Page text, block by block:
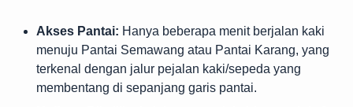
Akses Pantai: Hanya beberapa menit berjalan kaki
menuju Pantai Semawang atau Pantai Karang, yang
terkenal dengan jalur pejalan kaki/sepeda yang
membentang di sepanjang garis pantai.